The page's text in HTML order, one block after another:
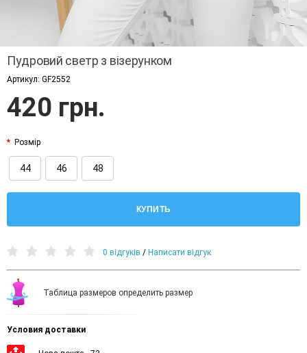
Пудровий светр з візерунком
Артикул: GF2552
420 грн.
Розмір
44 46 48
КУПИТЬ
0 відгуків / Написати відгук
Таблица размеров определить размер
Условия доставки